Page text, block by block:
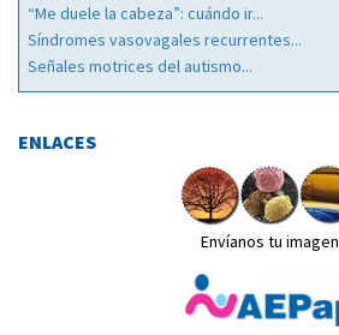
“Me duele la cabeza”: cuándo ir...
Síndromes vasovagales recurrentes...
Señales motrices del autismo...
ENLACES
Envíanos tu imagen